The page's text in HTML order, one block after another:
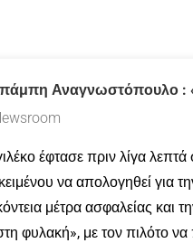
Αναγνωστόπουλο :
έφτασε πριν λίγα
να απολογηθεί για
μέτρα ασφαλείας και
φυλακή», με τον πιλότο